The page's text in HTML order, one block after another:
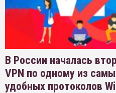
В России началась
VPN по одному из
удобных протоколов